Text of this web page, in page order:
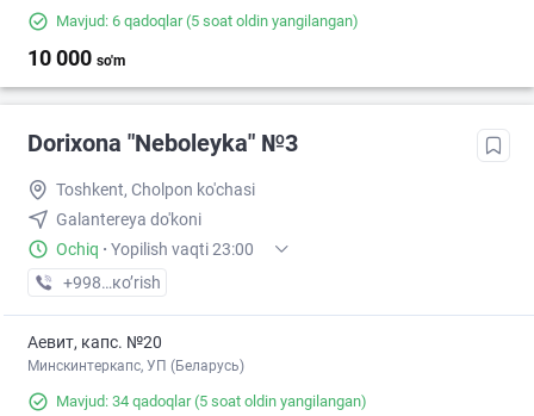
Mavjud: 6 qadoqlar(5 soat oldin yangilangan)
10 000 so'm
Dorixona "Neboleyka" №3
Toshkent, Cholpon ko'chasi
Galantereya do'koni
Ochiq · Yopilish vaqti 23:00
+998 (71) XXX-XX-XX
кo’rish
Аевит, капс. №20
Минскинтеркапс, УП (Беларусь)
Mavjud: 34 qadoqlar(5 soat oldin yangilangan)